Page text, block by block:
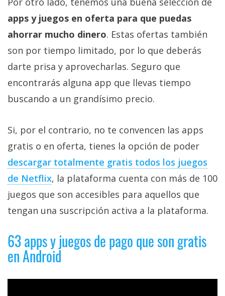
Contacto
/
nosotros
/
Publicidad
/
Cambiar
opciones
privacidad
/
Legal
El medio de
comunicación
digital donde
todas las
noticias sobre
tecnología,
móviles,
apps,
apps y juegos en oferta para que puedas
ahorrar mucho dinero. Estas ofertas también
son por tiempo limitado, por lo que deberás
darte prisa y aprovecharlas. Seguro que
encontrarás alguna app que llevas tiempo
buscando a un grandísimo precio.
Si, por el contrario, no te convencen las apps
gratis o en oferta, tienes la opción de poder
descargar totalmente gratis todos los juegos
de Netflix, la plataforma cuenta con más de 100
juegos que son accesibles para aquellos que
tengan una suscripción activa a la plataforma.
63 apps y juegos de pago que son gratis
en Android